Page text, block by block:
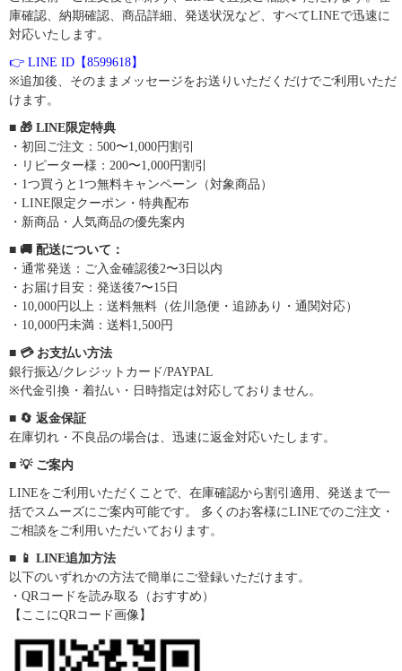
庫確認、納期確認、商品詳細、発送状況など、すべてLINEで迅速に
対応いたします。
👉 LINE ID【8599618】
※追加後、そのままメッセージをお送りいただくだけでご利用いただ
けます。
■ 🎁 LINE限定特典
・初回ご注文：500〜1,000円割引
・リピーター様：200〜1,000円割引
・1つ買うと1つ無料キャンペーン（対象商品）
・LINE限定クーポン・特典配布
・新商品・人気商品の優先案内
■ 🚚 配送について：
・通常発送：ご入金確認後2〜3日以内
・お届け目安：発送後7〜15日
・10,000円以上：送料無料（佐川急便・追跡あり・通関対応）
・10,000円未満：送料1,500円
■ 💳 お支払い方法
銀行振込/クレジットカード/PAYPAL
※代金引換・着払い・日時指定は対応しておりません。
■ 🔄 返金保証
在庫切れ・不良品の場合は、迅速に返金対応いたします。
■ 💡 ご案内
LINEをご利用いただくことで、在庫確認から割引適用、発送まで一
括でスムーズにご案内可能です。 多くのお客様にLINEでのご注文・
ご相談をご利用いただいております。
■ 📱 LINE追加方法
以下のいずれかの方法で簡単にご登録いただけます。
・QRコードを読み取る（おすすめ）
【ここにQRコード画像】